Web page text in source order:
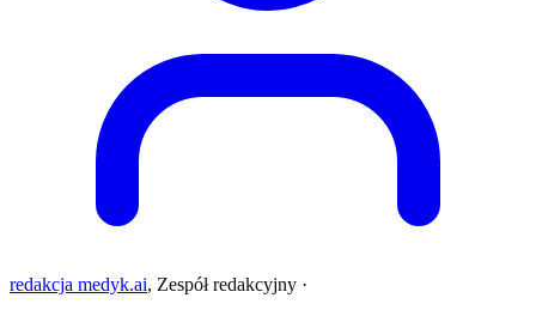
redakcja medyk.ai, Zespół redakcyjny ·